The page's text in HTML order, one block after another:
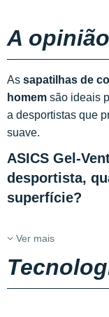
A
As sapatilhas de
homem são ideais
a desportistas que
suave.
ASICS Gel-
desportista,
superfície?
Ver mais